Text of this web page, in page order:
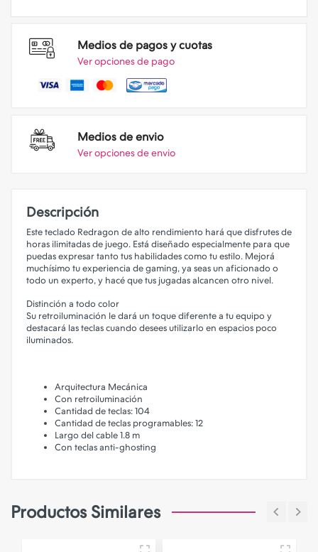
Medios de pagos y cuotas
Ver opciones de pago
Medios de envio
Ver opciones de envio
Descripción
Este teclado Redragon de alto rendimiento hará que disfrutes de
horas ilimitadas de juego. Está diseñado especialmente para que
puedas expresar tanto tus habilidades como tu estilo. Mejorá
muchísimo tu experiencia de gaming, ya seas un aficionado o
todo un experto, y hacé que tus jugadas alcancen otro nivel.
Distinción a todo color
Su retroiluminación le dará un toque diferente a tu equipo y
destacará las teclas cuando desees utilizarlo en espacios poco
iluminados.
Arquitectura Mecánica
Con retroiluminación
Cantidad de teclas: 104
Cantidad de teclas programables: 12
Largo del cable 1.8 m
Con teclas anti-ghosting
Productos Similares